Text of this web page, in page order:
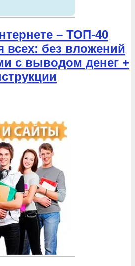
– ТОП-40
всех: без вложений
с выводом денег +